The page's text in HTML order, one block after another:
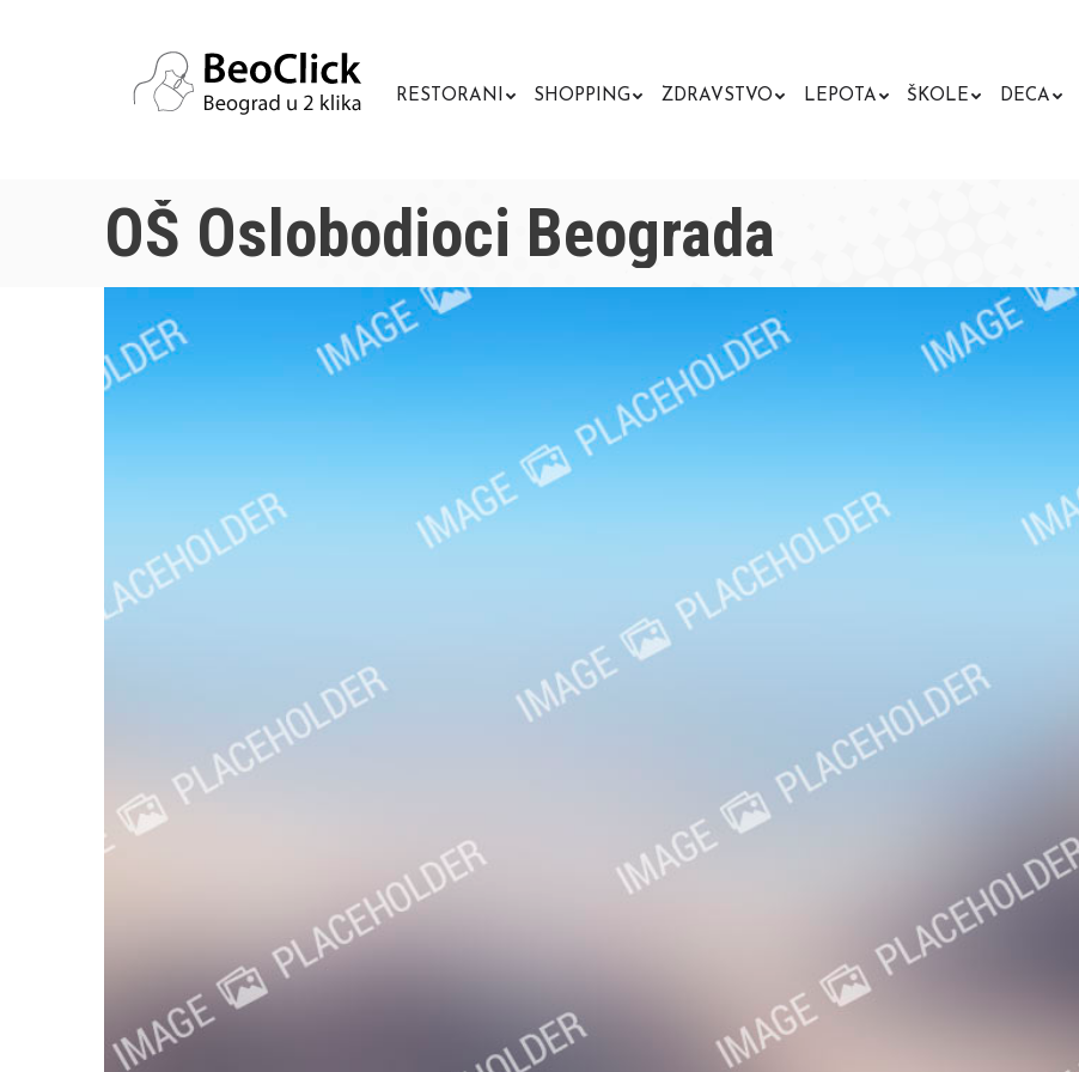
RESTORANI SHOPPING ZDRAVSTVO LEPOTA ŠKOLE DECA
OŠ Oslobodioci Beograda